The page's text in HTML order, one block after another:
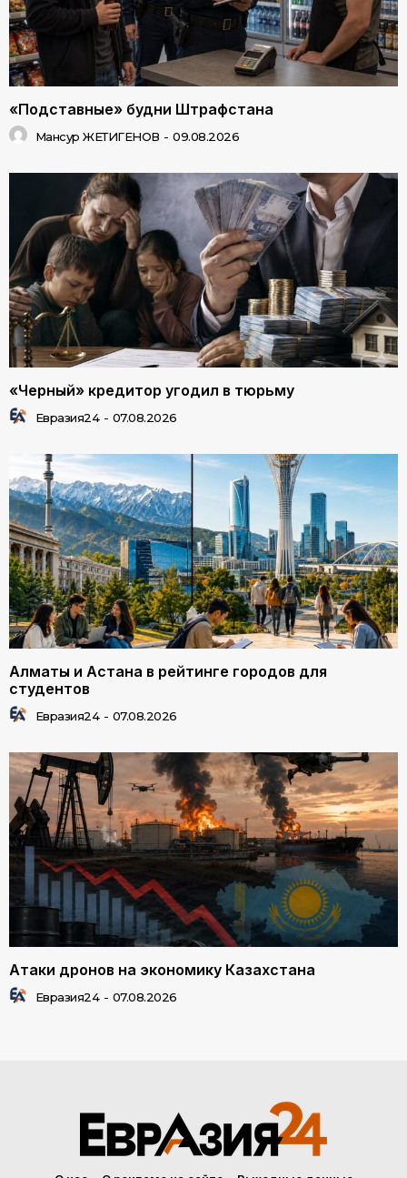
«Подставные» будни Штрафстана
Мансур ЖЕТИГЕНОВ - 09.08.2026
«Черный» кредитор угодил в тюрьму
Евразия24 - 07.08.2026
Алматы и Астана в рейтинге городов для
студентов
Евразия24 - 07.08.2026
Атаки дронов на экономику Казахстана
Евразия24 - 07.08.2026